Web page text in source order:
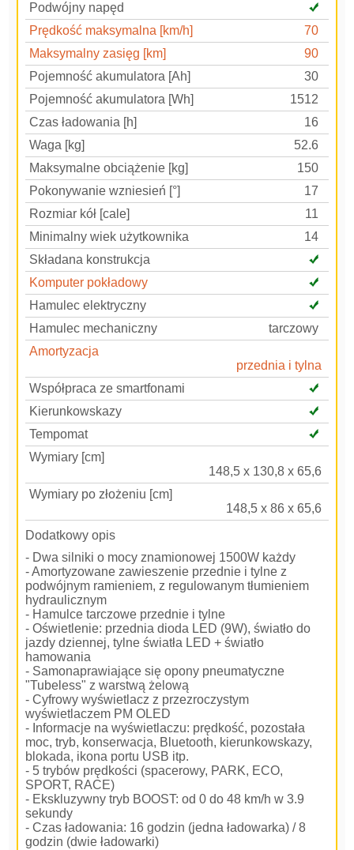
Podwójny napęd
Prędkość maksymalna [km/h]
70
Maksymalny zasięg [km]
90
Pojemność akumulatora [Ah]
30
Pojemność akumulatora [Wh]
1512
Czas ładowania [h]
16
Waga [kg]
52.6
Maksymalne obciążenie [kg]
150
Pokonywanie wzniesień [°]
17
Rozmiar kół [cale]
11
Minimalny wiek użytkownika
14
Składana konstrukcja
Komputer pokładowy
Hamulec elektryczny
Hamulec mechaniczny
tarczowy
Amortyzacja
przednia i tylna
Współpraca ze smartfonami
Kierunkowskazy
Tempomat
Wymiary [cm]
148,5 x 130,8 x 65,6
Wymiary po złożeniu [cm]
148,5 x 86 x 65,6
Dodatkowy opis
- Dwa silniki o mocy znamionowej 1500W każdy
- Amortyzowane zawieszenie przednie i tylne z
podwójnym ramieniem, z regulowanym tłumieniem
hydraulicznym
- Hamulce tarczowe przednie i tylne
- Oświetlenie: przednia dioda LED (9W), światło do
jazdy dziennej, tylne światła LED + światło
hamowania
- Samonaprawiające się opony pneumatyczne
"Tubeless" z warstwą żelową
- Cyfrowy wyświetlacz z przezroczystym
wyświetlaczem PM OLED
- Informacje na wyświetlaczu: prędkość, pozostała
moc, tryb, konserwacja, Bluetooth, kierunkowskazy,
blokada, ikona portu USB itp.
- 5 trybów prędkości (spacerowy, PARK, ECO,
SPORT, RACE)
- Ekskluzywny tryb BOOST: od 0 do 48 km/h w 3.9
sekundy
- Czas ładowania: 16 godzin (jedna ładowarka) / 8
godzin (dwie ładowarki)